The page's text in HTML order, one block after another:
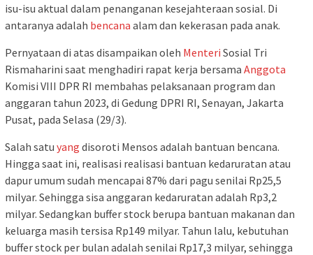
isu-isu aktual dalam penanganan kesejahteraan sosial. Di
antaranya adalah bencana alam dan kekerasan pada anak.
Pernyataan di atas disampaikan oleh Menteri Sosial Tri
Rismaharini saat menghadiri rapat kerja bersama Anggota
Komisi VIII DPR RI membahas pelaksanaan program dan
anggaran tahun 2023, di Gedung DPRI RI, Senayan, Jakarta
Pusat, pada Selasa (29/3).
Salah satu yang disoroti Mensos adalah bantuan bencana.
Hingga saat ini, realisasi realisasi bantuan kedaruratan atau
dapur umum sudah mencapai 87% dari pagu senilai Rp25,5
milyar. Sehingga sisa anggaran kedaruratan adalah Rp3,2
milyar. Sedangkan buffer stock berupa bantuan makanan dan
keluarga masih tersisa Rp149 milyar. Tahun lalu, kebutuhan
buffer stock per bulan adalah senilai Rp17,3 milyar, sehingga